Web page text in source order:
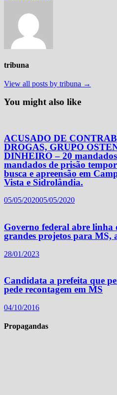
tribuna
View all posts by tribuna →
You might also like
ACUSADO DE
DROGAS, GRUPO
DINHEIRO – 20
mandados de prisão
busca e apreensão em
Vista e Sidrolândia.
05/05/202005/05/2020
Governo federal abre
grandes projetos para MS,
28/01/2023
Candidata a prefeita que
pede recontagem em MS
04/10/2016
Propagandas